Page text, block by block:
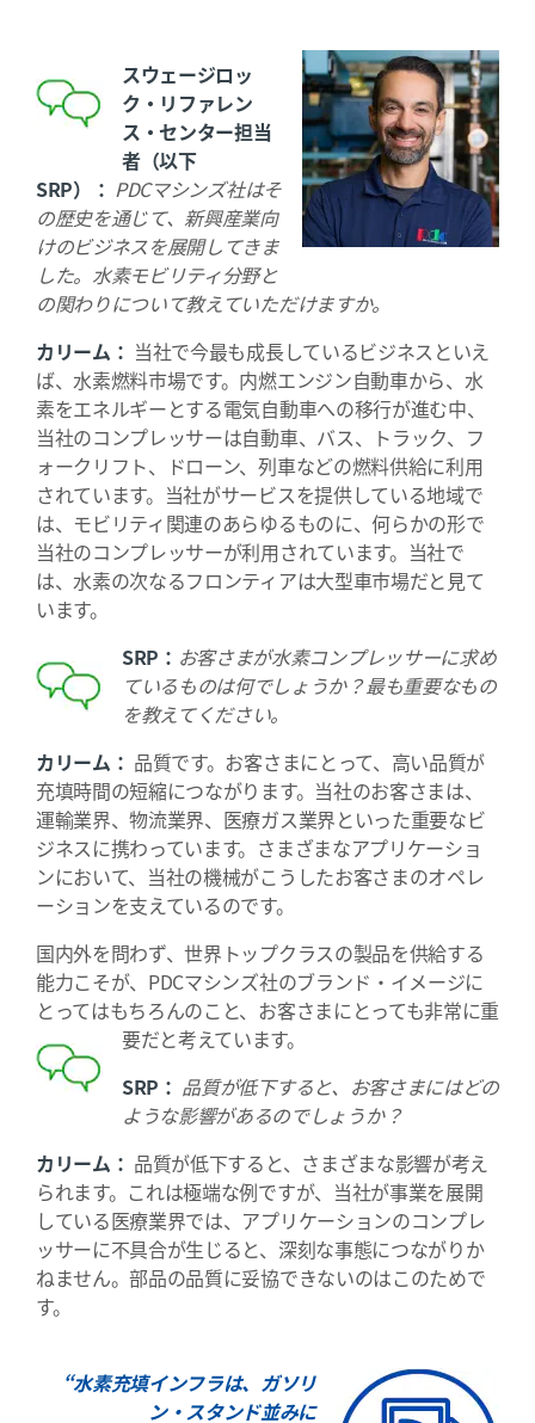
スウェージロッ
ク・リファレン
ス・センター担当
者（以下
SRP）： PDCマシンズ社はそ
の歴史を通じて、新興産業向
けのビジネスを展開してきま
した。水素モビリティ分野と
の関わりについて教えていただけますか。
カリーム： 当社で今最も成長しているビジネスといえ
ば、水素燃料市場です。内燃エンジン自動車から、水
素をエネルギーとする電気自動車への移行が進む中、
当社のコンプレッサーは自動車、バス、トラック、フ
ォークリフト、ドローン、列車などの燃料供給に利用
されています。当社がサービスを提供している地域で
は、モビリティ関連のあらゆるものに、何らかの形で
当社のコンプレッサーが利用されています。当社で
は、水素の次なるフロンティアは大型車市場だと見て
います。
SRP： お客さまが水素コンプレッサーに求め
ているものは何でしょうか？最も重要なもの
を教えてください。
カリーム： 品質です。お客さまにとって、高い品質が
充填時間の短縮につながります。当社のお客さまは、
運輸業界、物流業界、医療ガス業界といった重要なビ
ジネスに携わっています。さまざまなアプリケーショ
ンにおいて、当社の機械がこうしたお客さまのオペレ
ーションを支えているのです。
国内外を問わず、世界トップクラスの製品を供給する
能力こそが、PDCマシンズ社のブランド・イメージに
とってはもちろんのこと、お客さまにとっても非常に重
要だと考えています。
SRP： 品質が低下すると、お客さまにはどの
ような影響があるのでしょうか？
カリーム： 品質が低下すると、さまざまな影響が考え
られます。これは極端な例ですが、当社が事業を展開
している医療業界では、アプリケーションのコンプレ
ッサーに不具合が生じると、深刻な事態につながりか
ねません。部品の品質に妥協できないのはこのためで
す。
“水素充填インフラは、ガソリ
ン・スタンド並みに